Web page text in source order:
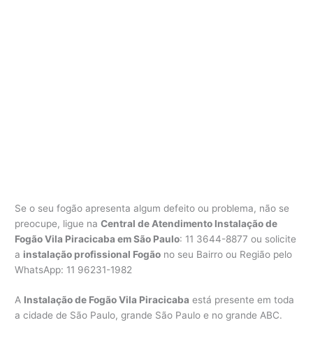
Se o seu fogão apresenta algum defeito ou problema, não se
preocupe, ligue naCentral de Atendimento Instalação de
Fogão Vila Piracicaba em São Paulo: 11 3644-8877 ou solicite
a instalação profissional Fogão no seu Bairro ou Região pelo
WhatsApp: 11 96231-1982
A Instalação de Fogão Vila Piracicaba está presente em toda
a cidade de São Paulo, grande São Paulo e no grande ABC.